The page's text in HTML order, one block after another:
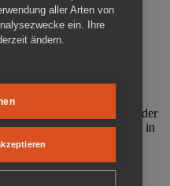
Cottbus ist ein Ort
nah und
gründeten im Oktober
Cottbus e. V. (MRZ), der
Gefängnisses (1860-2002) in
Zuchthaus
Gedenkstätte steht die
Unrecht während der
aller Arten von
ein. Ihre
ändern.